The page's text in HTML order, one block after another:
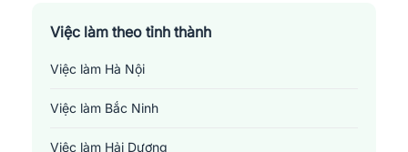
Việc làm theo tỉnh thành
Việc làm Hà Nội
Việc làm Bắc Ninh
Việc làm Hải Dương